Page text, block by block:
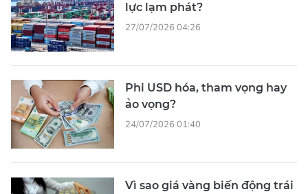
lực lạm phát?
27/07/2026 04:26
Phi USD hóa, tham vọng hay
ảo vọng?
24/07/2026 01:40
Vì sao giá vàng biến động trái